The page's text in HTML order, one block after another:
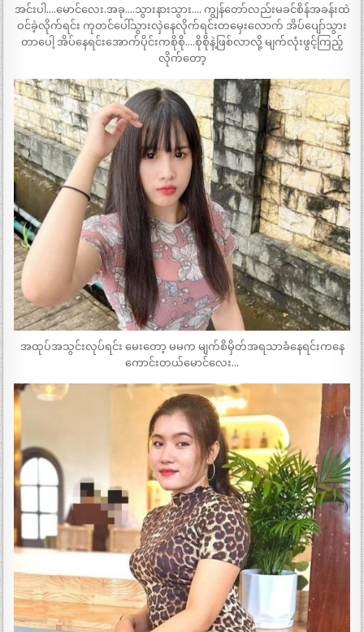
အင်းပါ….မောင်လေး.အခု….သွားနားသွား…. ကျွန်တော်လည်းမခင်စိန်အခန်းထဲ
ဝင်ခဲ့လိုက်ရင်း ကုတင်ပေါ်သွားလှဲနေလိုက်ရင်းတမှေးလောက် အိပ်ပျော်သွား
တာပေါ့ အိပ်နေရင်းအောက်ပိုင်းကစိုစို….စိုစိုနဲ့ဖြစ်လာလို့ မျက်လုံးဖွင့်ကြည့်
လိုက်တော့
အထုပ်အသွင်းလုပ်ရင်း မေးတော့ မမက မျက်စိမှိတ်အရသာခံနေရင်းကနေ
ကောင်းတယ်မောင်လေး…